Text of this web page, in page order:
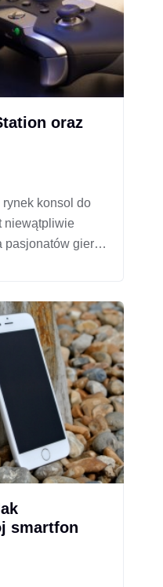
oraz
konsol do
niewątpliwie
pasjonatów gier…
smartfon